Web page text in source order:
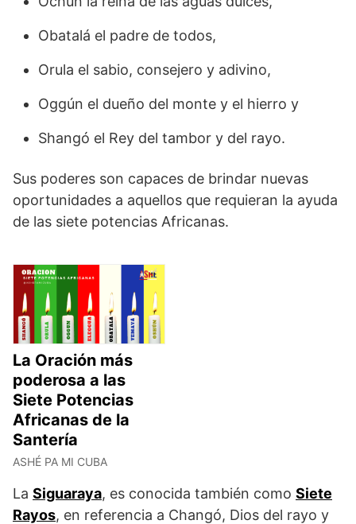
Obatalá el padre de todos,
Orula el sabio, consejero y adivino,
Oggún el dueño del monte y el hierro y
Shangó el Rey del tambor y del rayo.
Sus poderes son capaces de brindar nuevas
oportunidades a aquellos que requieran la ayuda
de las siete potencias Africanas.
La Oración más
poderosa a las
Siete Potencias
Africanas de la
Santería
ASHÉ PA MI CUBA
La Siguaraya, es conocida también como Siete
Rayos, en referencia a Changó, Dios del rayo y